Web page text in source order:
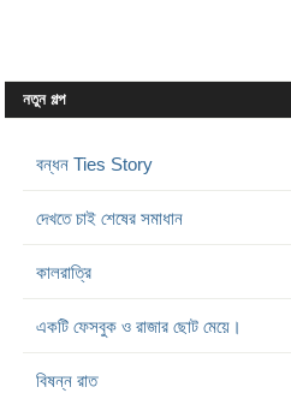
নতুন গল্প
বন্ধন Ties Story
দেখতে চাই শেষের সমাধান
কালরাত্রি
একটি ফেসবুক ও রাজার ছোট মেয়ে।
বিষন্ন রাত